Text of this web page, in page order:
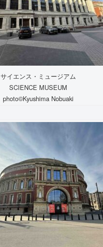
サイエンス・ミュージアム
SCIENCE MUSEUM
photo©️Kyushima Nobuaki